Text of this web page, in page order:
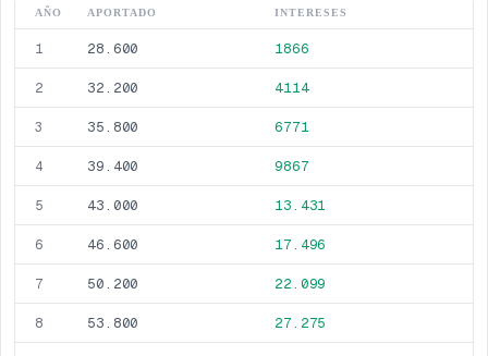
AÑO APORTADO INTERESES
1 28.600 1866
2 32.200 4114
3 35.800 6771
4 39.400 9867
5 43.000 13.431
6 46.600 17.496
7 50.200 22.099
8 53.800 27.275